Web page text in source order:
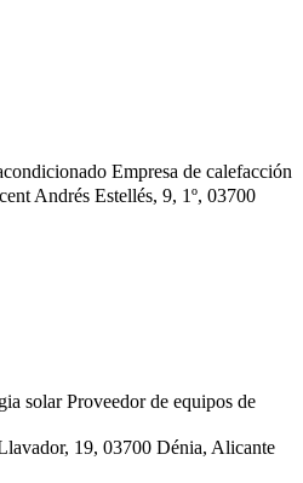
Empresa de calefacción
Andrés Estellés, 9, 1º, 03700
solarProveedor de equipos de
19, 03700 Dénia, Alicante